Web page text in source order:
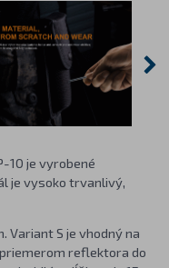
10 je vyrobené
je vysoko trvanlivý,
Variant S je vhodný na
reflektora do